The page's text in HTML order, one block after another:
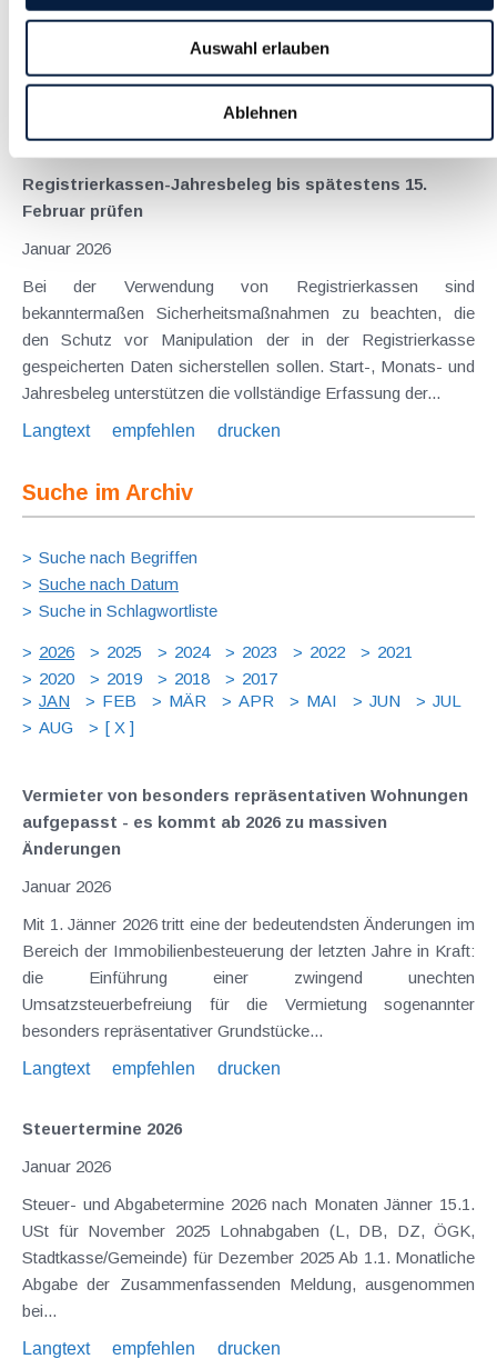
Auswahl erlauben
Ablehnen
ein umfassendes Paket zum Abbau bürokratischer Hürden im
Einzelmaßnahmen unterschiedlichen Umfangs, aufgeteilt auf
10 große Themenblöcke. Ausgewählte...
drucken
Registrierkassen-Jahresbeleg bis spätestens 15.
Februar prüfen
Januar 2026
Bei der Verwendung von Registrierkassen sind
bekanntermaßen Sicherheitsmaßnahmen zu beachten, die
den Schutz vor Manipulation der in der Registrierkasse
gespeicherten Daten sicherstellen sollen. Start-, Monats- und
Jahresbeleg unterstützen die vollständige Erfassung der...
Langtext
empfehlen drucken
Suche im Archiv
Suche nach Begriffen
Suche nach Datum
Suche in Schlagwortliste
2026 2025 2024 2023 2022
2021
2020
2019 2018
2017
JAN
FEB MÄR APR MAI JUN
JUL
AUG
[ X ]
Vermieter von besonders repräsentativen Wohnungen
aufgepasst - es kommt ab 2026 zu massiven
Änderungen
Januar 2026
Mit 1. Jänner 2026 tritt eine der bedeutendsten Änderungen im
Bereich der Immobilienbesteuerung der letzten Jahre in Kraft:
die Einführung einer zwingend unechten
Umsatzsteuerbefreiung für die Vermietung sogenannter
besonders repräsentativer Grundstücke...
Langtext
empfehlen drucken
Steuertermine 2026
Januar 2026
Steuer- und Abgabetermine 2026 nach Monaten Jänner 15.1.
USt für November 2025 Lohnabgaben (L, DB, DZ, ÖGK,
Stadtkasse/Gemeinde) für Dezember 2025 Ab 1.1. Monatliche
Abgabe der Zusammenfassenden Meldung, ausgenommen
bei...
Langtext
empfehlen drucken